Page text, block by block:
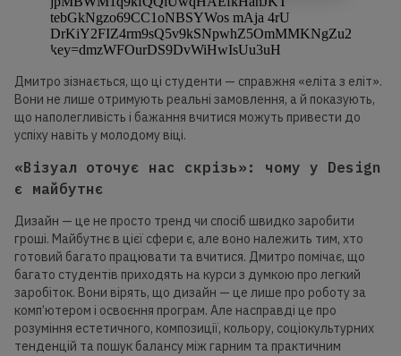
Дмитро зізнається, що ці студенти — справжня «еліта з еліт».
Вони не лише отримують реальні замовлення, а й показують,
що наполегливість і бажання вчитися можуть привести до
успіху навіть у молодому віці.
«Візуал оточує нас скрізь»: чому у Design
є майбутнє
Дизайн — це не просто тренд чи спосіб швидко заробити
гроші. Майбутнє в цієї сфери є, але воно належить тим, хто
готовий багато працювати та вчитися. Дмитро помічає, що
багато студентів приходять на курси з думкою про легкий
заробіток. Вони вірять, що дизайн — це лише про роботу за
комп’ютером і освоєння програм. Але насправді це про
розуміння естетичного, композиції, кольору, соціокультурних
тенденцій та пошук балансу між гарним та практичним